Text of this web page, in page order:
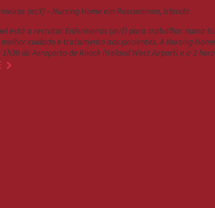
está a recrutar Enfermeiros (m/f) para trabalhar numa
cuidado e tratamento aos pacientes. A Nursing
do Aeroporto de Knock (Ireland West Airport) e a 2